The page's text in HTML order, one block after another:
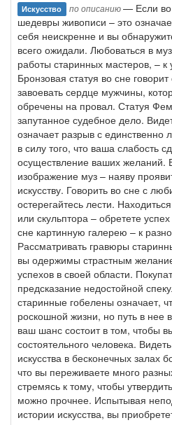
Искусство по описанию— Если во
шедевры живописи – это
себя неискренне и вы
всего ожидали. Любоваться в
работы старинных мастеров, – к
Бронзовая статуя во сне
завоевать сердце мужчины,
обречены на провал. Статуя
запутанное судебное дело.
означает разрыв с
в силу того, что ваша слабость
осуществление ваших желаний.
изображение муз – наяву
искусству. Говорить во сне с
остерегайтесь лести.
или скульптора – обретете
сне картинную галерею – к
Рассматривать гравюры
вы одержимы страстным
успехов в своей области.
предсказание недостойной
старинные гобелены означает,
роскошной жизни, но путь в нее
ваш шанс состоит в том, чтобы
состоятельного человека.
искусства в бесконечных залах
что вы переживаете много
стремясь к тому, чтобы
можно прочнее. Испытывая
истории искусства, вы